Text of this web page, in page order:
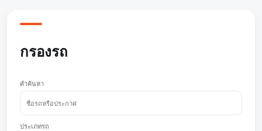
กรองรถ
คำค้นหา
ประเภทรถ